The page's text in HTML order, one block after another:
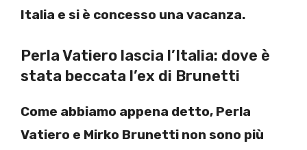
Italia e si è concesso una vacanza.
Perla Vatiero lascia l’Italia: dove è
stata beccata l’ex di Brunetti
Come abbiamo appena detto, Perla
Vatiero e Mirko Brunetti non sono più